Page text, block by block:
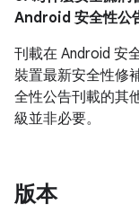
Android 安全性公
刊載在 Android 安
裝置最新安全性修
全性公告刊載的其
級並非必要。
版本